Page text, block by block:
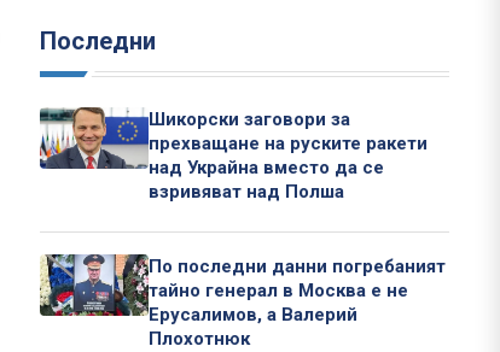
Последни
Шикорски заговори за
прехващане на руските ракети
над Украйна вместо да се
взривяват над Полша
По последни данни погребаният
тайно генерал в Москва е не
Ерусалимов, а Валерий
Плохотнюк